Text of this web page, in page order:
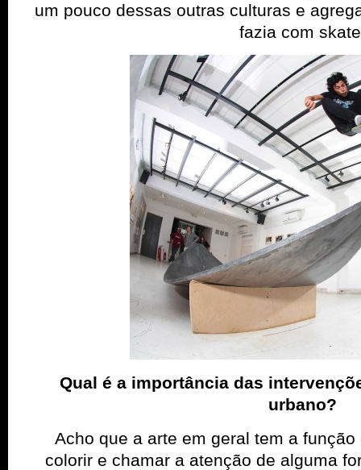
um pouco dessas outras culturas e
fazia com
Qual é a importância das
urbano?
Acho que a arte em geral tem a
colorir e chamar a atenção de alguma